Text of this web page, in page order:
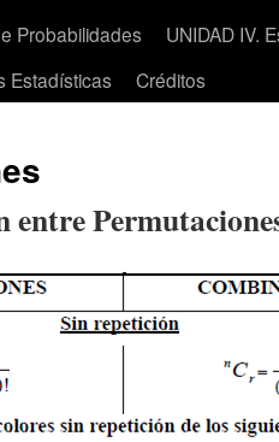
Probabilidades
UNIDAD IV.
Estadísticas
Créditos
entre